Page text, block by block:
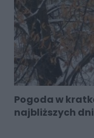
Pogoda w
najbliższych